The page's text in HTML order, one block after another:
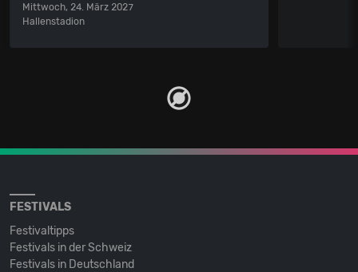
Mittwoch, 24. März 2027
Hallenstadion
FESTIVALS
Festivaltipps
Festivals in der Schweiz
Festivals in Deutschland